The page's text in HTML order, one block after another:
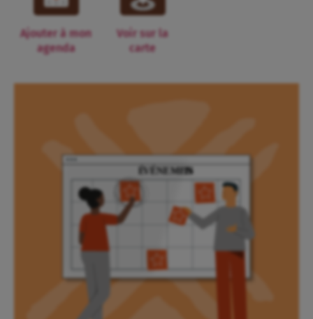
Ajouter à mon
agenda
Voir sur la
carte